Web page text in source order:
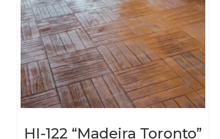
HI-122 “Madeira Toronto”